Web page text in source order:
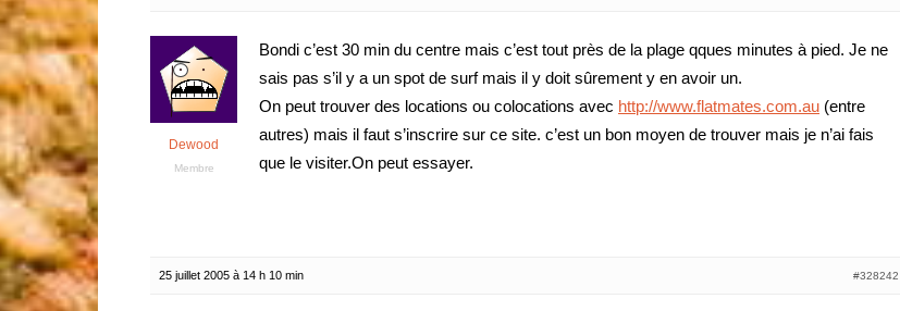
Dewood
Membre
Bondi c’est 30 min du centre mais c’est tout près de la plage qques minutes à pied. Je ne
sais pas s’il y a un spot de surf mais il y doit sûrement y en avoir un.
On peut trouver des locations ou colocations avec http://www.flatmates.com.au (entre
autres) mais il faut s’inscrire sur ce site. c’est un bon moyen de trouver mais je n’ai fais
que le visiter.On peut essayer.
25 juillet 2005 à 14 h 10 min #328242